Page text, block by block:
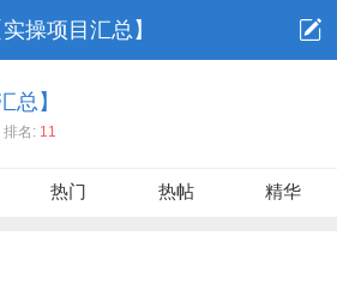
实操项目汇总】
总】
排名: 11
热门 热帖 精华